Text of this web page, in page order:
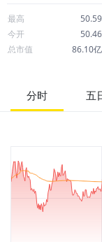
最高 50.59
今开
50.46
总市值
86.10亿
52周最高
99.12
股息
分时 五